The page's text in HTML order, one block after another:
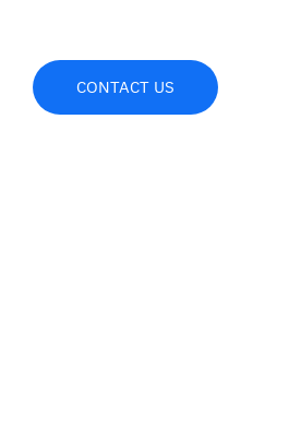
CONTACT US